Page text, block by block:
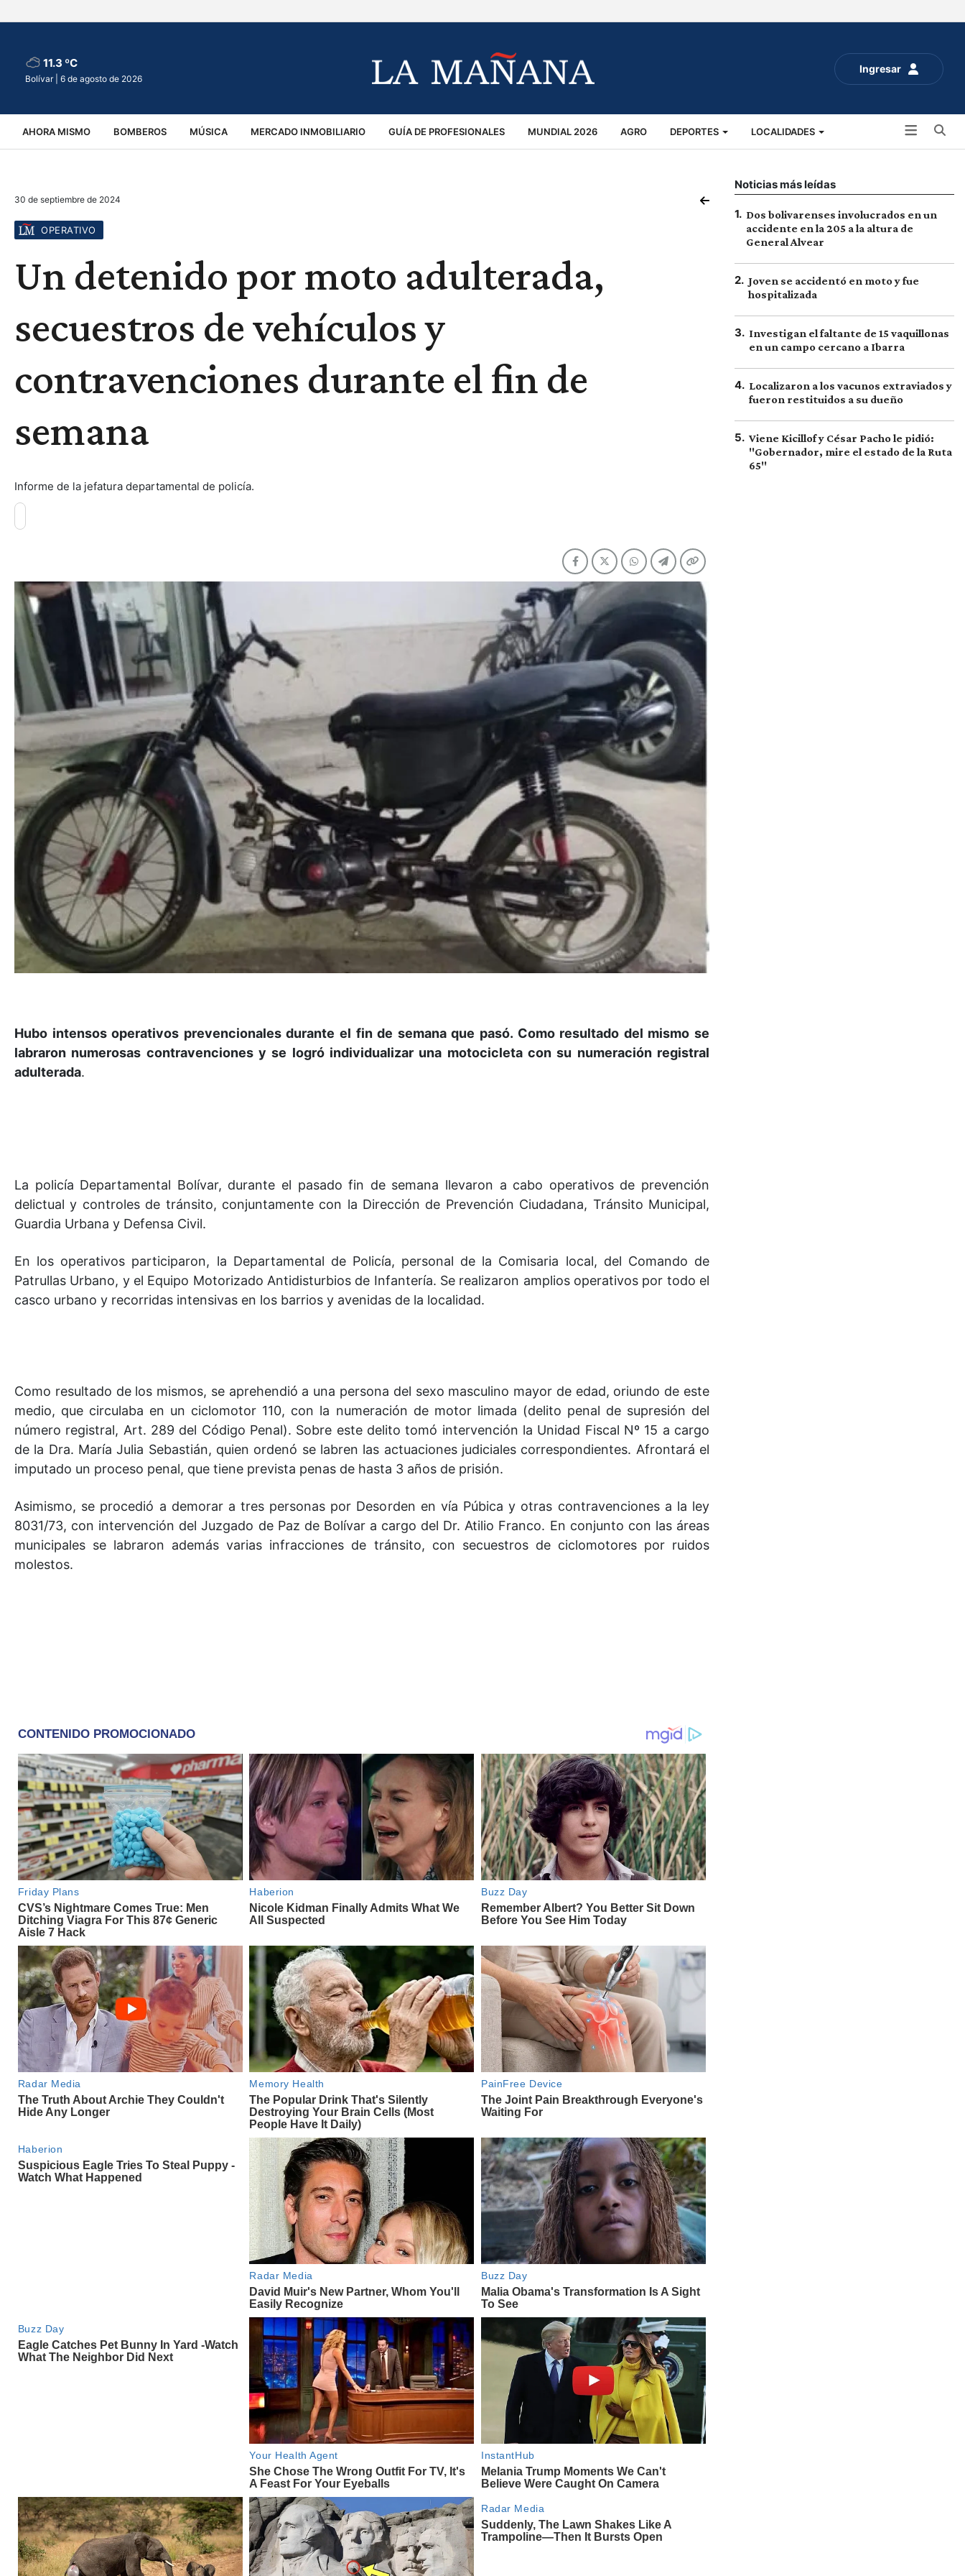
Ingresar
11.3 ºC
Bolívar | 6 de agosto de 2026
AHORA MISMO BOMBEROS MÚSICA MERCADO INMOBILIARIO GUÍA DE PROFESIONALES MUNDIAL 2026 AGRO DEPORTES LOCALIDADES
VIRALES ACCIDENTES
30 de septiembre de 2024
OPERATIVO
Un detenido por moto adulterada,
secuestros de vehículos y
contravenciones durante el fin de
semana
Informe de la jefatura departamental de policía.
Hubo intensos operativos prevencionales durante el fin de semana que pasó. Como resultado del mismo se
labraron numerosas contravenciones y se logró individualizar una motocicleta con su numeración registral
adulterada.
La policía Departamental Bolívar, durante el pasado fin de semana llevaron a cabo operativos de prevención
delictual y controles de tránsito, conjuntamente con la Dirección de Prevención Ciudadana, Tránsito Municipal,
Guardia Urbana y Defensa Civil.
En los operativos participaron, la Departamental de Policía, personal de la Comisaria local, del Comando de
Patrullas Urbano, y el Equipo Motorizado Antidisturbios de Infantería. Se realizaron amplios operativos por todo el
casco urbano y recorridas intensivas en los barrios y avenidas de la localidad.
Como resultado de los mismos, se aprehendió a una persona del sexo masculino mayor de edad, oriundo de este
medio, que circulaba en un ciclomotor 110, con la numeración de motor limada (delito penal de supresión del
número registral, Art. 289 del Código Penal). Sobre este delito tomó intervención la Unidad Fiscal Nº 15 a cargo
de la Dra. María Julia Sebastián, quien ordenó se labren las actuaciones judiciales correspondientes. Afrontará el
imputado un proceso penal, que tiene prevista penas de hasta 3 años de prisión.
Asimismo, se procedió a demorar a tres personas por Desorden en vía Púbica y otras contravenciones a la ley
8031/73, con intervención del Juzgado de Paz de Bolívar a cargo del Dr. Atilio Franco. En conjunto con las áreas
municipales se labraron además varias infracciones de tránsito, con secuestros de ciclomotores por ruidos
molestos.
Noticias más leídas
1. Dos bolivarenses involucrados en un
accidente en la 205 a la altura de
General Alvear
2. Joven se accidentó en moto y fue
hospitalizada
3. Investigan el faltante de 15 vaquillonas
en un campo cercano a Ibarra
4. Localizaron a los vacunos extraviados y
fueron restituidos a su dueño
5. Viene Kicillof y César Pacho le pidió:
"Gobernador, mire el estado de la Ruta
65"